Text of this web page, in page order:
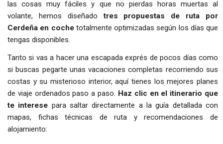
las cosas muy fáciles y que no pierdas horas muertas al
volante, hemos diseñadotres propuestas de ruta por
Cerdeña en cochetotalmente optimizadas según los días que
tengas disponibles.
Tanto si vas a hacer una escapada exprés de pocos días como
si buscas pegarte unas vacaciones completas recorriendo sus
costas y su misterioso interior, aquí tienes los mejores planes
de viaje ordenados paso a paso. Haz clic en el itinerario que
te interese para saltar directamente a la guía detallada con
mapas, fichas técnicas de ruta y recomendaciones de
alojamiento: